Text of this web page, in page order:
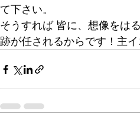
て下さい。
そうすれば 皆に、想像をは
跡が任されるからです！主